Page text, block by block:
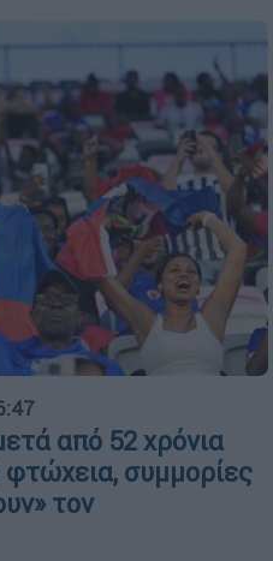
από 52 χρόνια
συμμορίες
τον